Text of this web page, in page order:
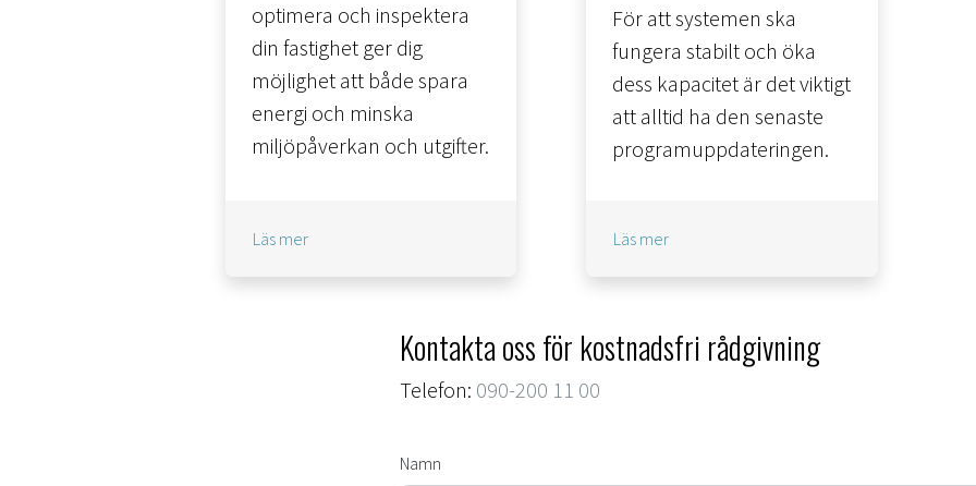
optimera och inspektera
din fastighet ger dig
möjlighet att både spara
energi och minska
miljöpåverkan och utgifter.
Läs mer
För att systemen ska
fungera stabilt och öka
dess kapacitet är det viktigt
att alltid ha den senaste
programuppdateringen.
Läs mer
Kontakta oss för kostnadsfri rådgivning
Telefon: 090-200 11 00
Namn